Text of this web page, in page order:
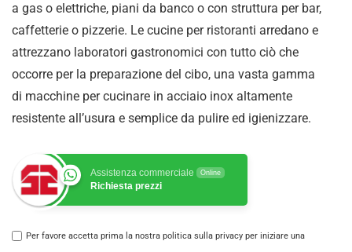
a gas o elettriche, piani da banco o con struttura per bar,
caffetterie o pizzerie. Le cucine per ristoranti arredano e
attrezzano laboratori gastronomici con tutto ciò che
occorre per la preparazione del cibo, una vasta gamma
di macchine per cucinare in acciaio inox altamente
resistente all’usura e semplice da pulire ed igienizzare.
Assistenza commerciale Online
Richiesta prezzi
Per favore accetta prima la nostra politica sulla privacy per iniziare una